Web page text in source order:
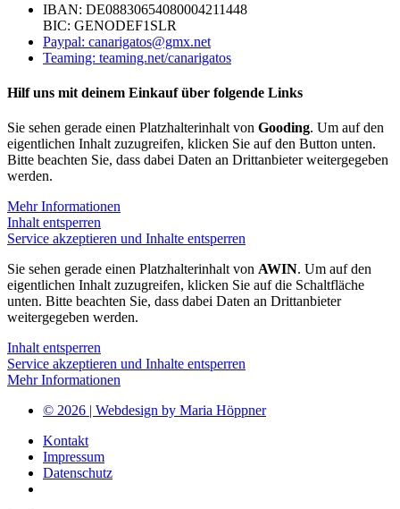
IBAN: DE08830654080004211448
BIC: GENODEF1SLR
Paypal: canarigatos@gmx.net
Teaming: teaming.net/canarigatos
Hilf uns mit deinem Einkauf über folgende Links
Sie sehen gerade einen Platzhalterinhalt von Gooding. Um auf den
eigentlichen Inhalt zuzugreifen, klicken Sie auf den Button unten.
Bitte beachten Sie, dass dabei Daten an Drittanbieter weitergegeben
werden.
Mehr Informationen
Inhalt entsperren
Service akzeptieren und Inhalte entsperren
Sie sehen gerade einen Platzhalterinhalt von AWIN. Um auf den
eigentlichen Inhalt zuzugreifen, klicken Sie auf die Schaltfläche
unten. Bitte beachten Sie, dass dabei Daten an Drittanbieter
weitergegeben werden.
Inhalt entsperren
Service akzeptieren und Inhalte entsperren
Mehr Informationen
© 2026 | Webdesign by Maria Höppner
Kontakt
Impressum
Datenschutz